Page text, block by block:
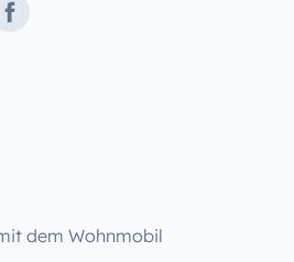
Facebook
dem Wohnmobil